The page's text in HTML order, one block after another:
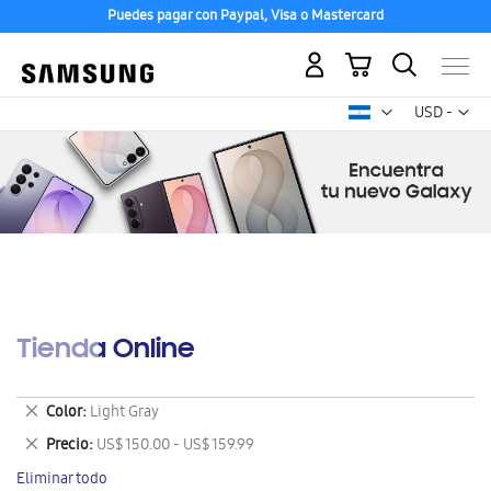
Puedes pagar con Paypal, Visa o Mastercard
USD -
dólar
Mi carrito
Tienda Online
Color Light Gray
Eliminar
este
artículo
Precio US$ 150.00 - US$ 159.99
Eliminar
este
Eliminar todo